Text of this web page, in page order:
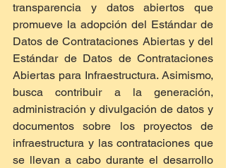
transparencia y datos abiertos que
promueve la adopción del Estándar de
Datos de Contrataciones Abiertas y del
Estándar de Datos de Contrataciones
Abiertas para Infraestructura. Asimismo,
busca contribuir a la generación,
administración y divulgación de datos y
documentos sobre los proyectos de
infraestructura y las contrataciones que
se llevan a cabo durante el desarrollo